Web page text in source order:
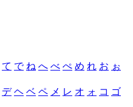
て で ね へ べ ぺ め れ お ぉ
デ ヘ ベ ペ メ レ オ ォ コ ゴ